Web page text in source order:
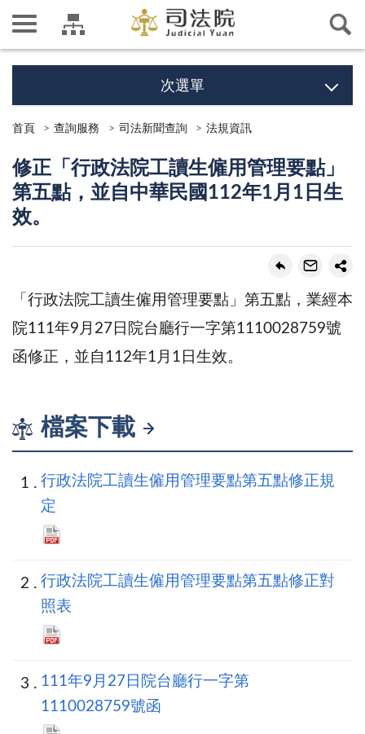
次選單
首頁 查詢服務 司法新聞查詢 法規資訊
修正「行政法院工讀生僱用管理要點」
第五點，並自中華民國112年1月1日生
效。
「行政法院工讀生僱用管理要點」第五點，業經本
院111年9月27日院台廳行一字第1110028759號
函修正，並自112年1月1日生效。
檔案下載
行政法院工讀生僱用管理要點第五點修正規
定
行政法院工讀生僱用管理要點第五點修正對
照表
111年9月27日院台廳行一字第
1110028759號函